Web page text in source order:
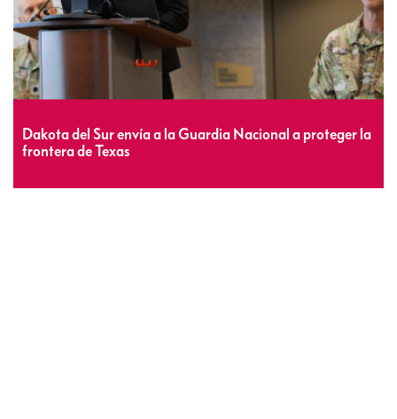
Dakota del Sur envía a la Guardia Nacional a proteger la
frontera de Texas